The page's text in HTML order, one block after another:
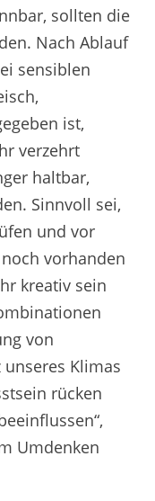
sollten die
Nach Ablauf
sensiblen
ist,
verzehrt
haltbar,
Sinnvoll sei,
und vor
vorhanden
kreativ sein
von
Klimas
rücken
Umdenken